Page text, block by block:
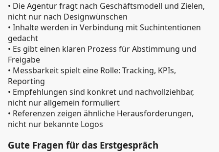
• Die Agentur fragt nach Geschäftsmodell und Zielen,
nicht nur nach Designwünschen
• Inhalte werden in Verbindung mit Suchintentionen
gedacht
• Es gibt einen klaren Prozess für Abstimmung und
Freigabe
• Messbarkeit spielt eine Rolle: Tracking, KPIs,
Reporting
• Empfehlungen sind konkret und nachvollziehbar,
nicht nur allgemein formuliert
• Referenzen zeigen ähnliche Herausforderungen,
nicht nur bekannte Logos
Gute Fragen für das Erstgespräch